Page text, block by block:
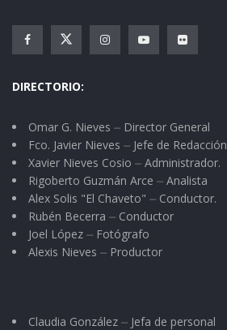
DIRECTORIO:
Omar G. Nieves ⏤ Director General
Fco. Javier Nieves ⏤ Jefe de Redacción
Xavier Nieves Cosio ⏤ Administrador.
Rigoberto Guzmán Arce ⏤ Analista
Alex Solis "El Chaveto" ⏤ Conductor.
Rubén Becerra ⏤ Conductor
Joel López ⏤ Fotógrafo
Alexis Nieves ⏤ Productor
Claudia González ⏤ Jefa de personal